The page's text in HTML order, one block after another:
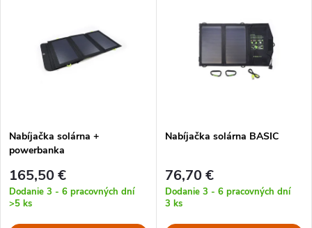
e
p
r
Abecedne
s
p
r
Nabíjačka solárna +
powerbanka
165,50 €
Dodanie 3 - 6 pracovných dní
>5 ks
Nabíjačka solárna BASIC
76,70 €
Dodanie 3 - 6 pracovných dní
3 ks